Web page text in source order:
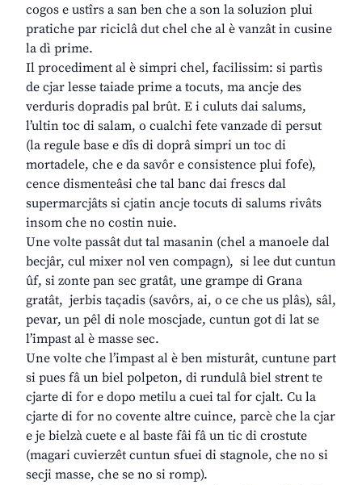
cogos e ustîrs a san ben che a son la soluzion plui
pratiche par riciclâ dut chel che al è vanzât in cusine
la dì prime.
Il procediment al è simpri chel, facilissim: si partìs
de cjar lesse taiade prime a tocuts, ma ancje des
verduris dopradis pal brût. E i culuts dai salums,
l’ultin toc di salam, o cualchi fete vanzade di persut
(la regule base e dîs di doprâ simpri un toc di
mortadele, che e da savôr e consistence plui fofe),
cence dismenteâsi che tal banc dai frescs dal
supermarcjâts si cjatin ancje tocuts di salums rivâts
insom che no costin nuie.
Une volte passât dut tal masanin (chel a manoele dal
becjâr, cul mixer nol ven compagn), si lee dut cuntun
ûf, si zonte pan sec gratât, une grampe di Grana
gratât, jerbis taçadis (savôrs, ai, o ce che us plâs), sâl,
pevar, un pêl di nole moscjade, cuntun got di lat se
l’impast al è masse sec.
Une volte che l’impast al è ben misturât, cuntune part
si pues fâ un biel polpeton, di rundulâ biel strent te
cjarte di for e dopo metilu a cuei tal for cjalt. Cu la
cjarte di for no covente altre cuince, parcè che la cjar
e je bielzà cuete e al baste fâi fâ un tic di crostute
(magari cuvierzêt cuntun sfuei di stagnole, che no si
secji masse, che se no si romp).